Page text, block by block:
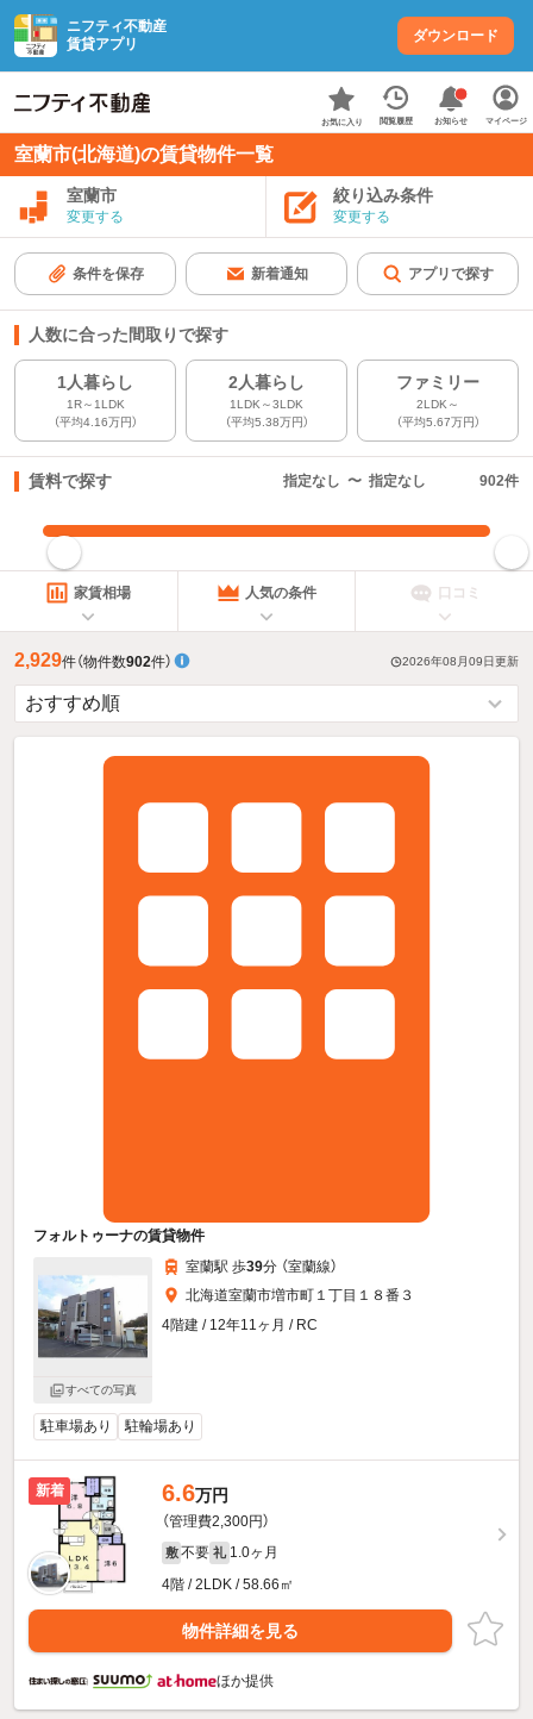
ニフティ不動産
賃貸アプリ
ダウンロード
お気に入り 閲覧履歴 お知らせ マイページ
室蘭市(北海道)の賃貸物件一覧
室蘭市
変更する
絞り込み条件
変更する
条件を保存 新着通知 アプリで探す
人数に合った間取りで探す
1人暮らし
1R～1LDK
（平均4.16万円）
2人暮らし
1LDK～3LDK
（平均5.38万円）
ファミリー
2LDK～
（平均5.67万円）
賃料で探す 指定なし 〜 指定なし 902件
指定した賃料で絞り込む
家賃相場 人気の条件 口コミ
2,929件（物件数902件） 2026年08月09日更新
フォルトゥーナの賃貸物件
すべての写真
室蘭駅 歩39分 （室蘭線）
北海道室蘭市増市町１丁目１８番３
4階建 / 12年11ヶ月 / RC
駐車場あり 駐輪場あり
新着 6.6万円
（管理費2,300円）
敷 不要 礼 1.0ヶ月
4階 / 2LDK / 58.66㎡
物件詳細を見る
ほか提供